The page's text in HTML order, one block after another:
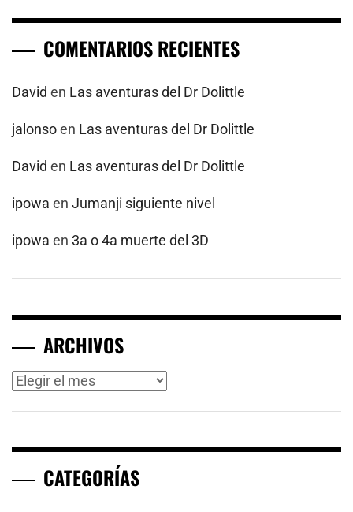
COMENTARIOS RECIENTES
David en Las aventuras del Dr Dolittle
jalonsoen Las aventuras del Dr Dolittle
David en Las aventuras del Dr Dolittle
ipowa en Jumanji siguiente nivel
ipowa en 3a o 4a muerte del 3D
ARCHIVOS
Archivos
CATEGORÍAS